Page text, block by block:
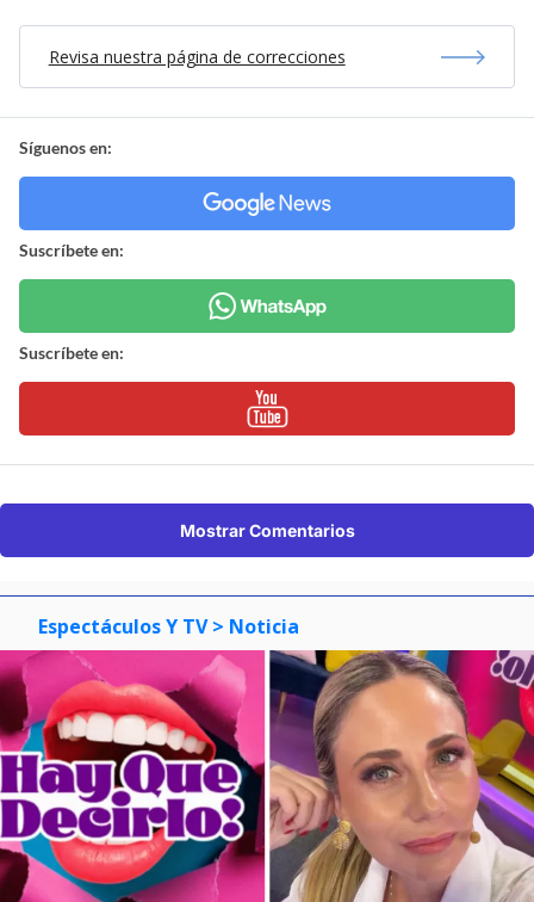
Revisa nuestra página de correcciones
Síguenos en:
Suscríbete en:
Suscríbete en:
Mostrar Comentarios
Espectáculos Y TV > Noticia